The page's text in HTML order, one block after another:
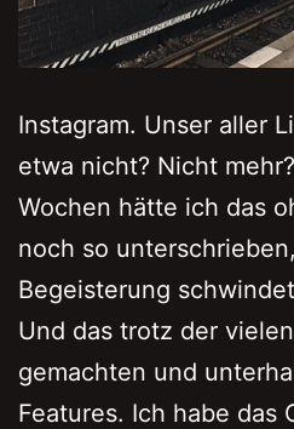
Instagram. Unser aller
etwa nicht? Nicht
Wochen hätte ich das
noch so
Begeisterung
Und das trotz der
gemachten und
Features. Ich habe das